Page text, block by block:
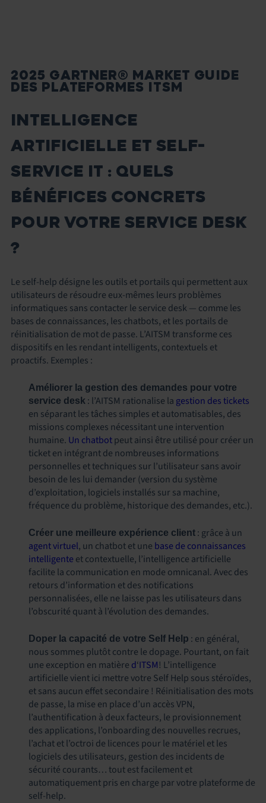
2025 GARTNER® MARKET GUIDE
DES PLATEFORMES ITSM
INTELLIGENCE
ARTIFICIELLE ET SELF-
SERVICE IT : QUELS
BÉNÉFICES CONCRETS
POUR VOTRE SERVICE DESK
?
Le self-help désigne les outils et portails qui permettent aux
utilisateurs de résoudre eux-mêmes leurs problèmes
informatiques sans contacter le service desk — comme les
bases de connaissances, les chatbots, et les portails de
réinitialisation de mot de passe. L’AITSM transforme ces
dispositifs en les rendant intelligents, contextuels et
proactifs. Exemples :
Améliorer la gestion des demandes pour votre
service desk : l’AITSM rationalise la gestion des tickets
en séparant les tâches simples et automatisables, des
missions complexes nécessitant une intervention
humaine. Un chatbotpeut ainsi être utilisé pour créer un
ticket en intégrant de nombreuses informations
personnelles et techniques sur l’utilisateur sans avoir
besoin de les lui demander (version du système
d’exploitation, logiciels installés sur sa machine,
fréquence du problème, historique des demandes, etc.).
Créer une meilleure expérience client : grâce à un
agent virtuel, un chatbot et une base de connaissances
intelligente et contextuelle, l’intelligence artificielle
facilite la communication en mode omnicanal. Avec des
retours d’information et des notifications
personnalisées, elle ne laisse pas les utilisateurs dans
l’obscurité quant à l’évolution des demandes.
Doper la capacité de votre Self Help : en général,
nous sommes plutôt contre le dopage. Pourtant, on fait
une exception en matière d‘ITSM! L’intelligence
artificielle vient ici mettre votre Self Help sous stéroïdes,
et sans aucun effet secondaire ! Réinitialisation des mots
de passe, la mise en place d’un accès VPN,
l’authentification à deux facteurs, le provisionnement
des applications, l’onboarding des nouvelles recrues,
l’achat et l’octroi de licences pour le matériel et les
logiciels des utilisateurs, gestion des incidents de
sécurité courants… tout est facilement et
automatiquement pris en charge par votre plateforme de
self-help.